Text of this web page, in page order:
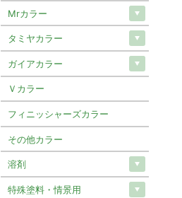
Mrカラー
タミヤカラー
ガイアカラー
Ｖカラー
フィニッシャーズカラー
その他カラー
溶剤
特殊塗料・情景用